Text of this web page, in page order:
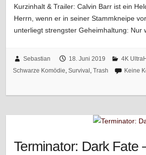
Kurzinhalt & Trailer: Calvin Barr ist ein
Herrn, wenn er in seiner Stammkneipe
unterliegt strengster Geheimhaltung: Nur
Sebastian 18. Juni 2019 4K
Schwarze Komödie, Survival , Trash Keine
Terminator: Dark Fate